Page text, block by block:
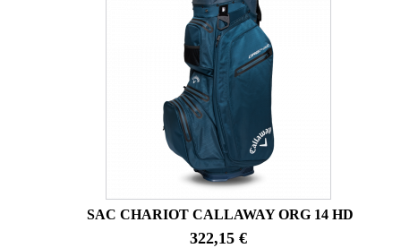
SAC CHARIOT CALLAWAY ORG 14 HD
322,15 €